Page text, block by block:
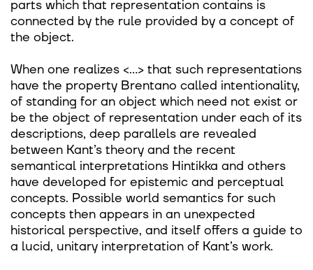
parts which that representation contains is
connected by the rule provided by a concept of
the object.
When one realizes <…> that such representations
have the property Brentano called intentionality,
of standing for an object which need not exist or
be the object of representation under each of its
descriptions, deep parallels are revealed
between Kant’s theory and the recent
semantical interpretations Hintikka and others
have developed for epistemic and perceptual
concepts. Possible world semantics for such
concepts then appears in an unexpected
historical perspective, and itself offers a guide to
a lucid, unitary interpretation of Kant’s work.